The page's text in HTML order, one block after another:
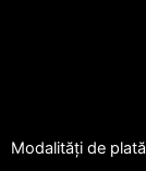
Modalități de plată